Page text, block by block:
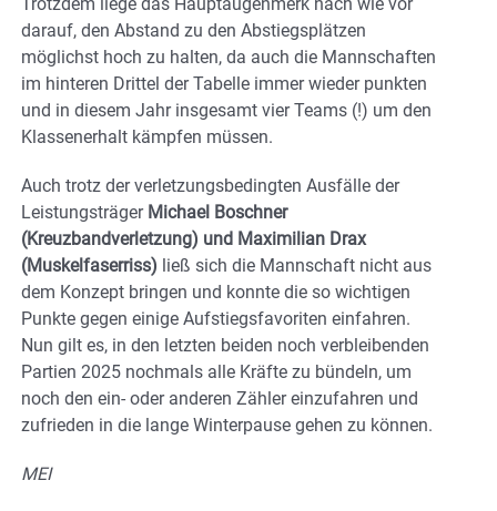
Trotzdem liege das Hauptaugenmerk nach wie vor
darauf, den Abstand zu den Abstiegsplätzen
möglichst hoch zu halten, da auch die Mannschaften
im hinteren Drittel der Tabelle immer wieder punkten
und in diesem Jahr insgesamt vier Teams (!) um den
Klassenerhalt kämpfen müssen.
Auch trotz der verletzungsbedingten Ausfälle der
Leistungsträger Michael Boschner
(Kreuzbandverletzung) und Maximilian Drax
(Muskelfaserriss) ließ sich die Mannschaft nicht aus
dem Konzept bringen und konnte die so wichtigen
Punkte gegen einige Aufstiegsfavoriten einfahren.
Nun gilt es, in den letzten beiden noch verbleibenden
Partien 2025 nochmals alle Kräfte zu bündeln, um
noch den ein- oder anderen Zähler einzufahren und
zufrieden in die lange Winterpause gehen zu können.
MEI